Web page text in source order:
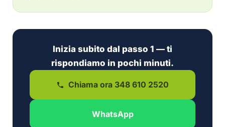
Inizia subito dal passo 1 — ti
rispondiamo in pochi minuti.
Chiama ora 348 610 2520
WhatsApp